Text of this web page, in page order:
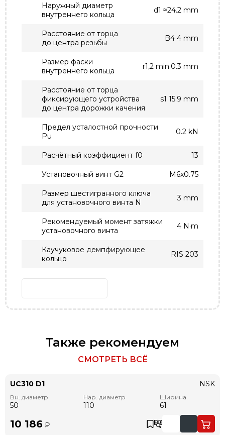
Наружный диаметр
внутреннего кольца
d1 ≈24.2 mm
Расстояние от торца
до центра резьбы
B4 4 mm
Размер фаски
внутреннего кольца
r1,2 min.0.3 mm
Расстояние от торца
фиксирующего устройства
до центра дорожки качения
s1 15.9 mm
Предел усталостной прочности
Pu
0.2 kN
Расчётный коэффициент f0 13
Установочный винт G2 M6x0.75
Размер шестигранного ключа
для установочного винта N
3 mm
Рекомендуемый момент затяжки
установочного винта
4 N·m
Каучуковое демпфирующее
кольцо
RIS 203
Также рекомендуем
СМОТРЕТЬ ВСЁ
UC310 D1
Вн. диаметр
50
Нар. диаметр
110
Ширина
61
NSK
10 186 ₽